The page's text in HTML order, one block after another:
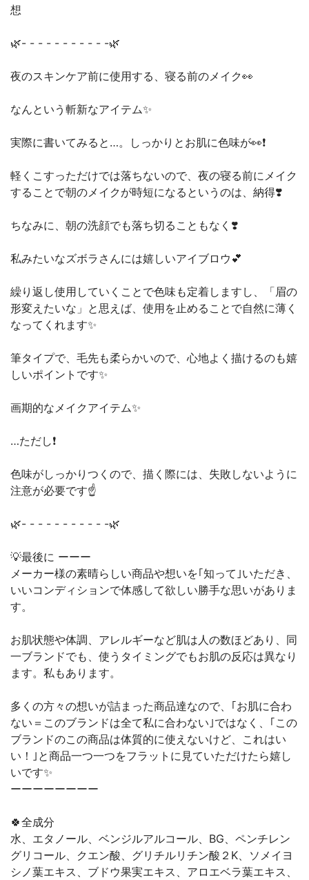
想
🌿- - - - - - - - - - -🌿
夜のスキンケア前に使用する、寝る前のメイク👀
なんという斬新なアイテム✨
実際に書いてみると…。しっかりとお肌に色味が👀❗️
軽くこすっただけでは落ちないので、夜の寝る前にメイク
することで朝のメイクが時短になるというのは、納得❣️
ちなみに、朝の洗顔でも落ち切ることもなく❣️
私みたいなズボラさんには嬉しいアイブロウ💕
繰り返し使用していくことで色味も定着しますし、「眉の
形変えたいな」と思えば、使用を止めることで自然に薄く
なってくれます✨
筆タイプで、毛先も柔らかいので、心地よく描けるのも嬉
しいポイントです✨
画期的なメイクアイテム✨
…ただし❗️
色味がしっかりつくので、描く際には、失敗しないように
注意が必要です☝️
🌿- - - - - - - - - - -🌿
💡最後に ーーー
メーカー様の素晴らしい商品や想いを｢知って｣いただき、
いいコンディションで体感して欲しい勝手な思いがありま
す。
お肌状態や体調、アレルギーなど肌は人の数ほどあり、同
一ブランドでも、使うタイミングでもお肌の反応は異なり
ます。私もあります。
多くの方々の想いが詰まった商品達なので、｢お肌に合わ
ない＝このブランドは全て私に合わない｣ではなく、｢この
ブランドのこの商品は体質的に使えないけど、これはい
い！｣と商品一つ一つをフラットに見ていただけたら嬉し
いです✨
ーーーーーーーー
🍀全成分
水、エタノール、ベンジルアルコール、BG、ペンチレン
グリコール、クエン酸、グリチルリチン酸２K、ソメイヨ
シノ葉エキス、ブドウ果実エキス、アロエベラ葉エキス、